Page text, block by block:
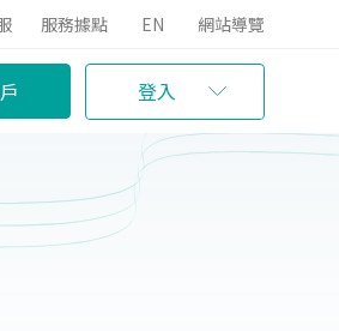
服務據點 EN 網站導覽
登入